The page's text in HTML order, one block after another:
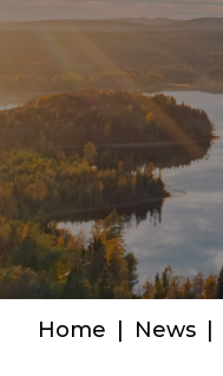
Home News